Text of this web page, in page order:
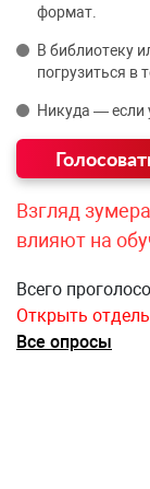
формат.
В библиотеку
погрузиться в
Никуда — если
Взгляд
влияют на
Всего
Открыть
Все опросы